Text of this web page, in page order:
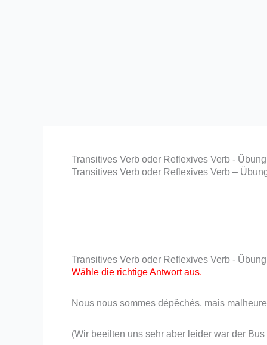
Transitives Verb oder Reflexives Verb - Übung
Transitives Verb oder Reflexives Verb –
Transitives Verb oder Reflexives Verb - Übung
Wähle die richtige Antwort aus.
Nous nous sommes dépêchés, mais
(Wir beeilten uns sehr aber leider war der